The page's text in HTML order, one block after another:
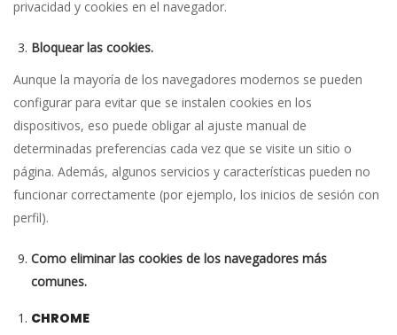
privacidad y cookies en el navegador.
Bloquear las cookies.
Aunque la mayoría de los navegadores modernos se pueden
configurar para evitar que se instalen cookies en los
dispositivos, eso puede obligar al ajuste manual de
determinadas preferencias cada vez que se visite un sitio o
página. Además, algunos servicios y características pueden no
funcionar correctamente (por ejemplo, los inicios de sesión con
perfil).
Como eliminar las cookies de los navegadores más
comunes.
CHROME